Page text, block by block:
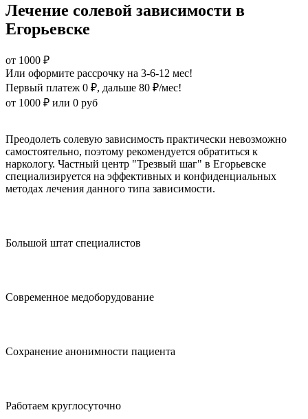
Лечение солевой зависимости в
Егорьевске
от 1000 ₽
Или оформите рассрочку на 3-6-12 мес!
Первый платеж 0 ₽, дальше 80 ₽/мес!
от 1000 ₽ или 0 руб
Преодолеть солевую зависимость практически невозможно
самостоятельно, поэтому рекомендуется обратиться к
наркологу. Частный центр "Трезвый шаг" в Егорьевске
специализируется на эффективных и конфиденциальных
методах лечения данного типа зависимости.
Большой штат специалистов
Современное медоборудование
Сохранение анонимности пациента
Работаем круглосуточно